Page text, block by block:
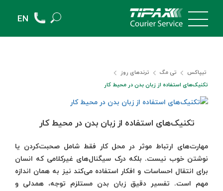
EN
تیپاکس تی مگ
ترندهای روز
تکنیک‌های استفاده از زبان بدن در محیط کار
تکنیک‌های استفاده از زبان بدن در محیط کار
مهارت‌های ارتباط موثر در محل کار فقط شامل صحبت‌کردن یا
نوشتن خوب نیست. بلکه درک سیگنال‌های غیرکلامی که انسان
برای انتقال احساسات و افکار استفاده می‌کند نیز به همان اندازه
مهم است. تفسیر دقیق زبان بدن مستلزم توجه، همدلی و